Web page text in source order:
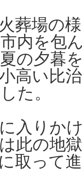
葬場の
内を包
の夕暮
高い比
た。
入りか
此の地
取って